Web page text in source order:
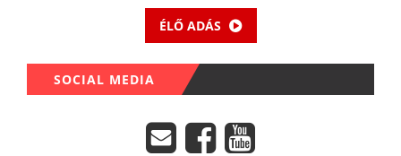
ÉLŐ ADÁS
SOCIAL MEDIA